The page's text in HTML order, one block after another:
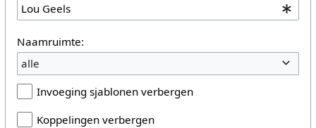
Naamruimte:
alle
Invoeging sjablonen verbergen
Koppelingen verbergen